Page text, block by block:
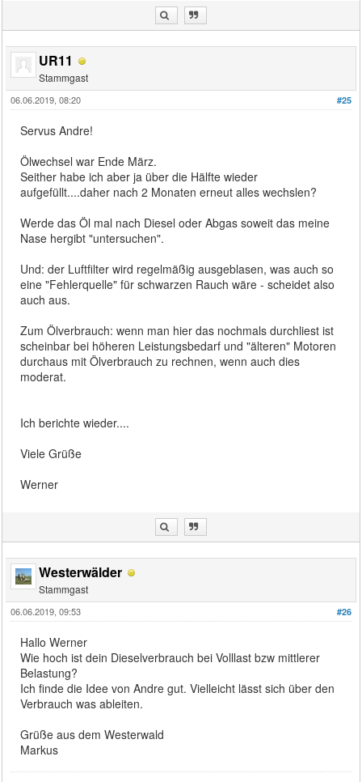
UR11
Stammgast
#25
06.06.2019, 08:20
Servus Andre!
Ölwechsel war Ende März.
Seither habe ich aber ja über die Hälfte wieder
aufgefüllt....daher nach 2 Monaten erneut alles wechslen?
Werde das Öl mal nach Diesel oder Abgas soweit das meine
Nase hergibt "untersuchen".
Und: der Luftfilter wird regelmäßig ausgeblasen, was auch so
eine "Fehlerquelle" für schwarzen Rauch wäre - scheidet also
auch aus.
Zum Ölverbrauch: wenn man hier das nochmals durchliest ist
scheinbar bei höheren Leistungsbedarf und "älteren" Motoren
durchaus mit Ölverbrauch zu rechnen, wenn auch dies
moderat.
Ich berichte wieder....
Viele Grüße
Werner
Westerwälder
Stammgast
#26
06.06.2019, 09:53
Hallo Werner
Wie hoch ist dein Dieselverbrauch bei Volllast bzw mittlerer
Belastung?
Ich finde die Idee von Andre gut. Vielleicht lässt sich über den
Verbrauch was ableiten.
Grüße aus dem Westerwald
Markus